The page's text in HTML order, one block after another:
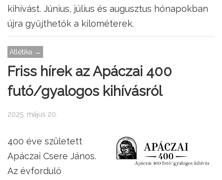
kihívást. Június, július és augusztus hónapokban
újra gyűjthetők a kilométerek.
Atlétika →
Friss hírek az Apáczai 400
futó/gyalogos kihívásról
2025. május 20.
400 éve született
Apáczai Csere János.
Az évforduló